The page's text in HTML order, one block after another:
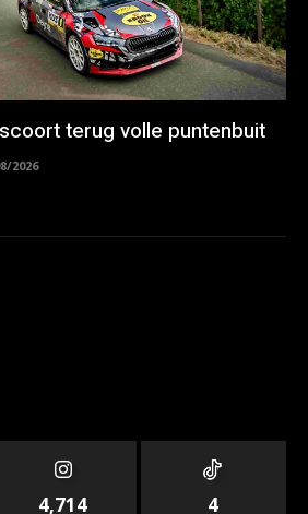
terug volle puntenbuit
2026
4,714 4